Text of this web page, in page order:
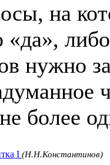
на
«да»,
нужно
более
I (Н.Н.Константинов)